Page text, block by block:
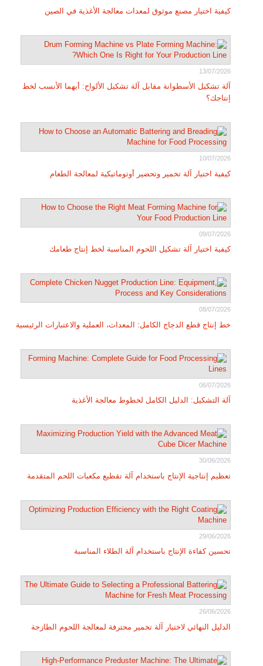
كيفية اختيار مصنع موثوق لمعدات معالجة الأغذية في الصين
13/07/2026
آلة تشكيل الأسطوانة مقابل آلة تشكيل الألواح: أيهما الأنسب لخط
إنتاجك؟
10/07/2026
كيفية اختيار آلة تخمير وتحضير أوتوماتيكية لمعالجة الطعام
09/07/2026
كيفية اختيار آلة تشكيل اللحوم المناسبة لخط إنتاج طعامك
08/07/2026
خط إنتاج قطع الدجاج الكامل: المعدات، العملية والاعتبارات الرئيسية
06/07/2026
آلة التشكيل: الدليل الكامل لخطوط معالجة الأغذية
30/06/2026
تعظيم إنتاجية الإنتاج باستخدام آلة تقطيع مكعبات اللحم المتقدمة
29/06/2026
تحسين كفاءة الإنتاج باستخدام آلة الطلاء المناسبة
26/06/2026
الدليل النهائي لاختيار آلة تخمير محترفة لمعالجة اللحوم الطازجة